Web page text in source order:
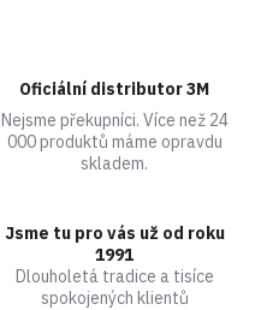
Oficiální distributor 3M
Nejsme překupníci. Více než 24
000 produktů máme opravdu
skladem.
Jsme tu pro vás už od roku
1991
Dlouholetá tradice a tisíce
spokojených klientů